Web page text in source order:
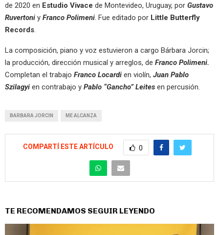
de 2020 en Estudio Vivace de Montevideo, Uruguay, por Gustavo
Ruvertoni y Franco Polimeni . Fue editado por Little Butterfly
Records
La composición, piano y voz estuvieron a cargo Bárbara Jorcin;
la producción, dirección musical y arreglos, de Franco Polimeni.
Completan el trabajo Franco Locardi en violín, Juan Pablo
Szilagyi en contrabajo y Pablo “Gancho” Leites en percusión.
BARBARA JORCIN ME ALCANZA
COMPARTÍ ESTE ARTÍCULO 0
TE RECOMENDAMOS SEGUIR LEYENDO